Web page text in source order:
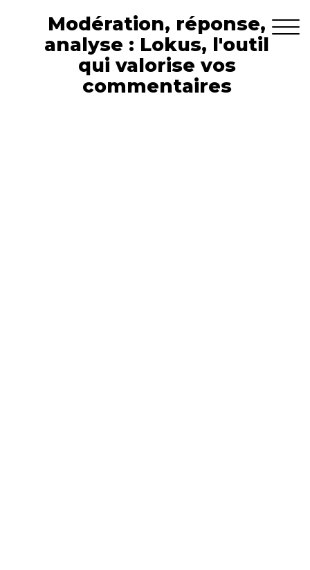
Modération, réponse,
analyse : Lokus, l'outil
qui valorise vos
commentaires